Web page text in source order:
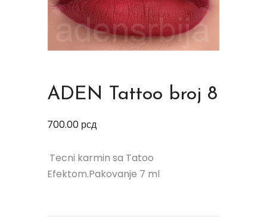
ADEN Tattoo broj 8
700.00 рсд
Tecni karmin sa Tatoo
Efektom.Pakovanje 7 ml